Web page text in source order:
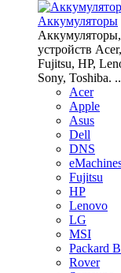
Аккумуляторы
устройств
Fujitsu, HP,
Sony, Toshiba. ..
Acer
Apple
Asus
Dell
DNS
Fujitsu
HP
Lenovo
LG
MSI
Packard
Rover